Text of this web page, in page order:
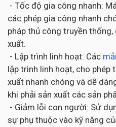
- Tốc độ gia công nhanh:
các phép gia công nhanh
pháp thủ công truyền
xuất.
- Lập trình linh hoạt: Các
lập trình linh hoạt, cho phép
xuất nhanh chóng và dễ
khi phải sản xuất các sản
- Giảm lỗi con người: Sử
sự phụ thuộc vào kỹ năng